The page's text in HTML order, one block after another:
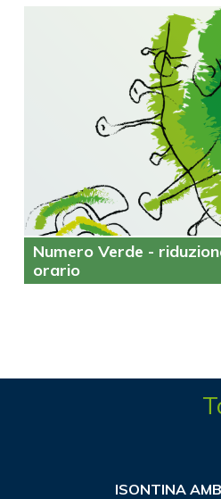
Numero Verde -
orario
ISONTINA